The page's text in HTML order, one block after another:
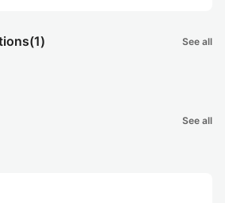
(1) See all
See all